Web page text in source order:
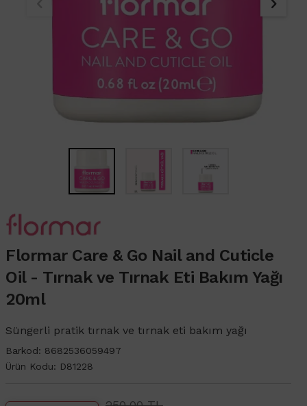
Flormar Care & Go Nail and Cuticle
Oil - Tırnak ve Tırnak Eti Bakım Yağı
20ml
Süngerli pratik tırnak ve tırnak eti bakım yağı
Barkod: 8682536059497
Ürün Kodu: D81228